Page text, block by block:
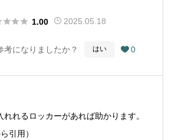
Mapから引用）
 1.00 2025.05.18
考になりましたか？ はい  0
れるロッカーがあれば助かります。
引用）